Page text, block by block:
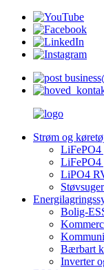
Strøm og
LiFePO4
LiFePO4
LiPO4
Bolig-
Bærbart
Inverter